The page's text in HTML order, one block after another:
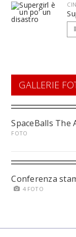
GALLERIE
SpaceBalls The
FOTO
Conferenza
4 FOTO